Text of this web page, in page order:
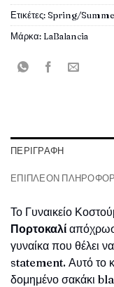
Ετικέτες:Spring/
Μάρκα: LaBalancia
ΠΕΡΙΓΡΑΦΉ
ΕΠΙΠΛΈΟΝ
Το Γυναικείο
Πορτοκαλί
γυναίκα που θέλει
statement. Αυτό το
δομημένο σακάκι